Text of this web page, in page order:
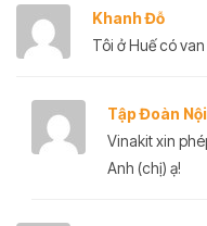
Khanh Đỗ
Tôi ở Huế có
Tập Đoàn
Vinakit xin
Anh (chị) ạ!